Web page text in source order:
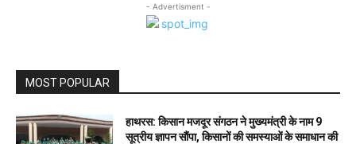
- Advertisment -
MOST POPULAR
हाथरस: किसान मजदूर संगठन ने मुख्यमंत्री के नाम 9
सूत्रीय ज्ञापन सौंपा, किसानों की समस्याओं के समाधान की